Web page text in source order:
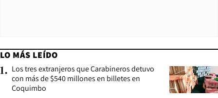
LO MÁS LEÍDO
1. Los tres extranjeros que Carabineros detuvo
con más de $540 millones en billetes en
Coquimbo